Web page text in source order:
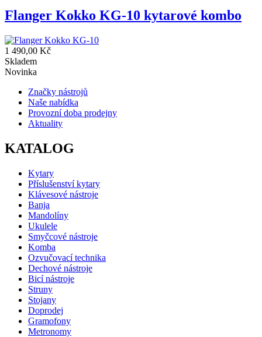
Flanger Kokko KG-10 kytarové kombo
1 490,00 Kč
Skladem
Novinka
Značky nástrojů
Naše nabídka
Provozní doba prodejny
Aktuality
KATALOG
Kytary
Příslušenství kytary
Klávesové nástroje
Banja
Mandolíny
Ukulele
Smyčcové nástroje
Komba
Ozvučovací technika
Dechové nástroje
Bicí nástroje
Struny
Stojany
Doprodej
Gramofony
Metronomy